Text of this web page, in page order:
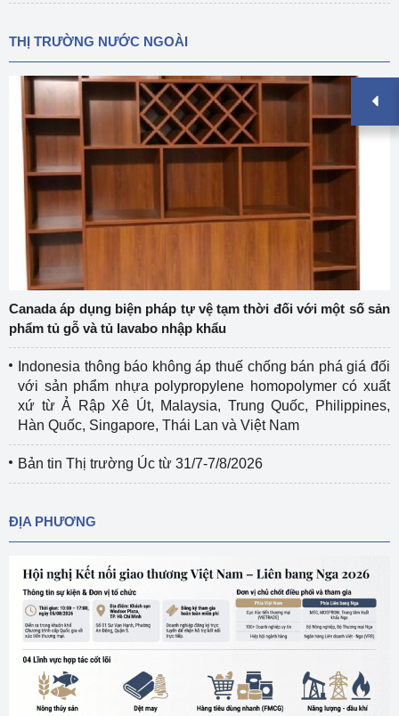
THỊ TRƯỜNG NƯỚC NGOÀI
Canada áp dụng biện pháp tự vệ tạm thời đối với một số sản
phẩm tủ gỗ và tủ lavabo nhập khẩu
Indonesia thông báo không áp thuế chống bán phá giá đối
với sản phẩm nhựa polypropylene homopolymer có xuất
xứ từ Ả Rập Xê Út, Malaysia, Trung Quốc, Philippines,
Hàn Quốc, Singapore, Thái Lan và Việt Nam
Bản tin Thị trường Úc từ 31/7-7/8/2026
ĐỊA PHƯƠNG